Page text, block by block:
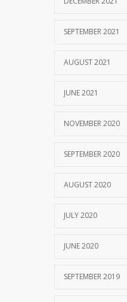
SEPTEMBER 2021
AUGUST 2021
JUNE 2021
NOVEMBER 2020
SEPTEMBER 2020
AUGUST 2020
JULY 2020
JUNE 2020
SEPTEMBER 2019